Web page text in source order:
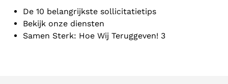
De 10 belangrijkste sollicitatietips
Bekijk onze diensten
Samen Sterk: Hoe Wij Teruggeven! 3